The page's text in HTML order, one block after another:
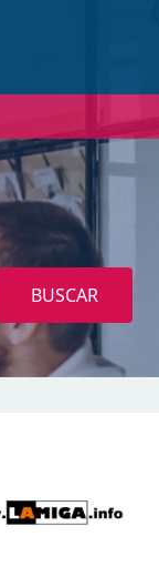
BUSCAR